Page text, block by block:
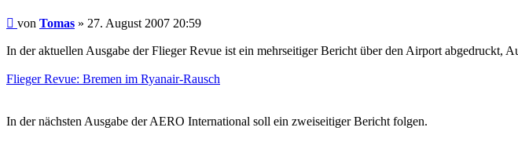
Ungelesener
von Tomas » 27. August 2007 20:59
In der aktuellen Ausgabe der Flieger Revue ist ein mehrseitiger Bericht über den Airport abgedruckt,
Flieger Revue: Bremen im Ryanair-Rausch
In der nächsten Ausgabe der AERO International soll ein zweiseitiger Bericht folgen.